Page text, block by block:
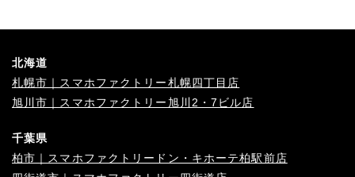
北海道
札幌市｜スマホファクトリー札幌四丁目店
旭川市｜スマホファクトリー旭川2・7ビル店
千葉県
柏市｜スマホファクトリードン・キホーテ柏駅前店